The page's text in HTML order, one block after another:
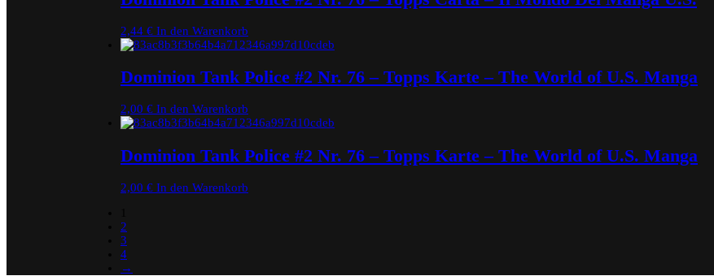
2,44 € In den Warenkorb
Dominion Tank Police #2 Nr. 76 – Topps Karte – The World of U.S. Manga
2,00 € In den Warenkorb
Dominion Tank Police #2 Nr. 76 – Topps Karte – The World of U.S. Manga
2,00 € In den Warenkorb
2
3
4
→